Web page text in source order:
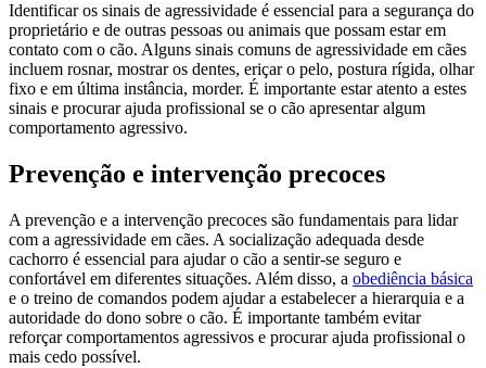
Identificar os sinais de agressividade é essencial para a segurança do
proprietário e de outras pessoas ou animais que possam estar em
contato com o cão. Alguns sinais comuns de agressividade em cães
incluem rosnar, mostrar os dentes, eriçar o pelo, postura rígida, olhar
fixo e em última instância, morder. É importante estar atento a estes
sinais e procurar ajuda profissional se o cão apresentar algum
comportamento agressivo.
Prevenção e intervenção precoces
A prevenção e a intervenção precoces são fundamentais para lidar
com a agressividade em cães. A socialização adequada desde
cachorro é essencial para ajudar o cão a sentir-se seguro e
confortável em diferentes situações. Além disso, a obediência básica
e o treino de comandos podem ajudar a estabelecer a hierarquia e a
autoridade do dono sobre o cão. É importante também evitar
reforçar comportamentos agressivos e procurar ajuda profissional o
mais cedo possível.